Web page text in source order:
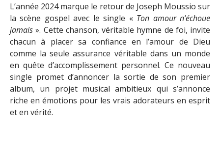
L’année 2024 marque le retour de Joseph Moussio sur
la scène gospel avec le single « Ton amour n’échoue
jamais ». Cette chanson, véritable hymne de foi, invite
chacun à placer sa confiance en l’amour de Dieu
comme la seule assurance véritable dans un monde
en quête d’accomplissement personnel. Ce nouveau
single promet d’annoncer la sortie de son premier
album, un projet musical ambitieux qui s’annonce
riche en émotions pour les vrais adorateurs en esprit
et en vérité.